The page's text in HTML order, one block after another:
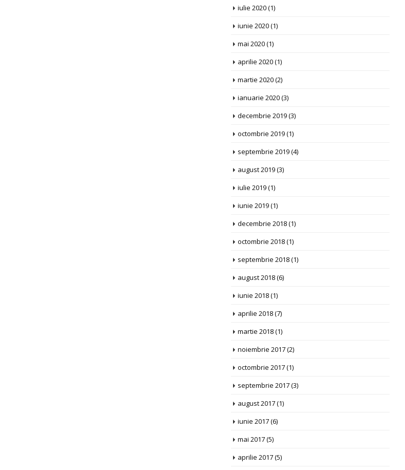
iulie 2020(1)
iunie 2020(1)
mai 2020(1)
aprilie 2020(1)
martie 2020(2)
ianuarie 2020(3)
decembrie 2019(3)
octombrie 2019(1)
septembrie 2019(4)
august 2019(3)
iulie 2019(1)
iunie 2019(1)
decembrie 2018(1)
octombrie 2018(1)
septembrie 2018(1)
august 2018(6)
iunie 2018(1)
aprilie 2018(7)
martie 2018(1)
noiembrie 2017(2)
octombrie 2017(1)
septembrie 2017(3)
august 2017(1)
iunie 2017(6)
mai 2017(5)
aprilie 2017(5)